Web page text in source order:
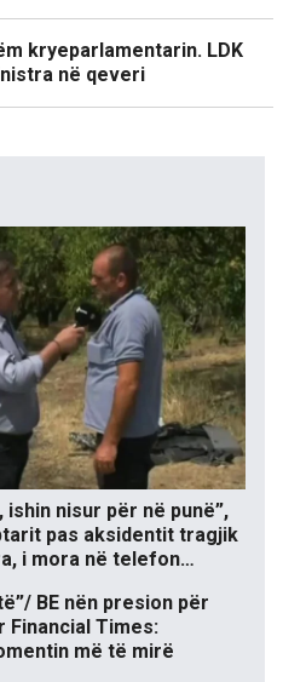
kryeparlamentarin. LDK
në qeveri
ishin nisur për në punë”,
pas aksidentit tragjik
i mora në telefon…
BE nën presion për
Financial Times:
më të mirë